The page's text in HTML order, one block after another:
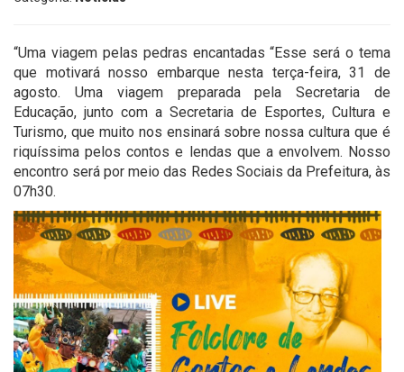
“Uma viagem pelas pedras encantadas “Esse será o tema
que motivará nosso embarque nesta terça-feira, 31 de
agosto. Uma viagem preparada pela Secretaria de
Educação, junto com a Secretaria de Esportes, Cultura e
Turismo, que muito nos ensinará sobre nossa cultura que é
riquíssima pelos contos e lendas que a envolvem. Nosso
encontro será por meio das Redes Sociais da Prefeitura, às
07h30.